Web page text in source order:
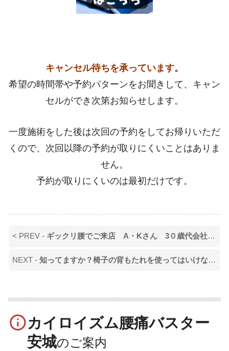
キャンセル待ちを承っています。
希望の時間帯や予約パターンをお聞きして、キャン
セルができ次第お知らせします。
一度施術をした後は次回の予約をしてお帰りいただ
くので、次回以降の予約が取りにくいことはありま
せん。
予約が取りにくいのは最初だけです。
< PREV - ギックリ腰でご来店 A・Kさん 3０歳代会社員 女性の声です
NEXT -知ってますか？椅子の背もたれを使ってはいけない
info_outlineカイロイズム腰痛バスター
安城